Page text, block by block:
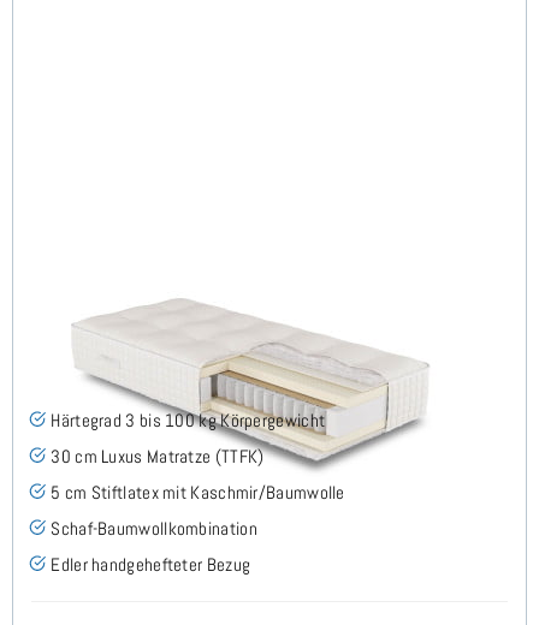
ARMINIUS H3 TTFK Luxus Matratze 120x220 cm -
Sonderanfertigung
Härtegrad 3 bis 100 kg Körpergewicht
30 cm Luxus Matratze (TTFK)
5 cm Stiftlatex mit Kaschmir/Baumwolle
Schaf-Baumwollkombination
Edler handgehefteter Bezug